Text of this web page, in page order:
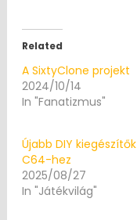
Related
A SixtyClone projekt
2024/10/14
In "Fanatizmus"
Újabb DIY kiegészítők
C64-hez
2025/08/27
In "Játékvilág"